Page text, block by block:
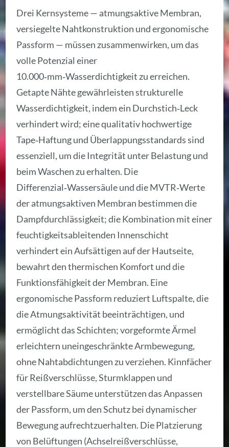
Drei Kernsysteme — atmungsaktive Membran,
versiegelte Nahtkonstruktion und ergonomische
Passform — müssen zusammenwirken, um das
volle Potenzial einer
10.000‑mm‑Wasserdichtigkeit zu erreichen.
Getapte Nähte gewährleisten strukturelle
Wasserdichtigkeit, indem ein Durchstich‑Leck
verhindert wird; eine qualitativ hochwertige
Tape‑Haftung und Überlappungsstandards sind
essenziell, um die Integrität unter Belastung und
beim Waschen zu erhalten. Die
Differenzial‑Wassersäule und die MVTR‑Werte
der atmungsaktiven Membran bestimmen die
Dampfdurchlässigkeit; die Kombination mit einer
feuchtigkeitsableitenden Innenschicht
verhindert ein Aufsättigen auf der Hautseite,
bewahrt den thermischen Komfort und die
Funktionsfähigkeit der Membran. Eine
ergonomische Passform reduziert Luftspalte, die
die Atmungsaktivität beeinträchtigen, und
ermöglicht das Schichten; vorgeformte Ärmel
erleichtern uneingeschränkte Armbewegung,
ohne Nahtabdichtungen zu verziehen. Kinnfächer
für Reißverschlüsse, Sturmklappen und
verstellbare Säume unterstützen das Anpassen
der Passform, um den Schutz bei dynamischer
Bewegung aufrechtzuerhalten. Die Platzierung
von Belüftungen (Achselreißverschlüsse,